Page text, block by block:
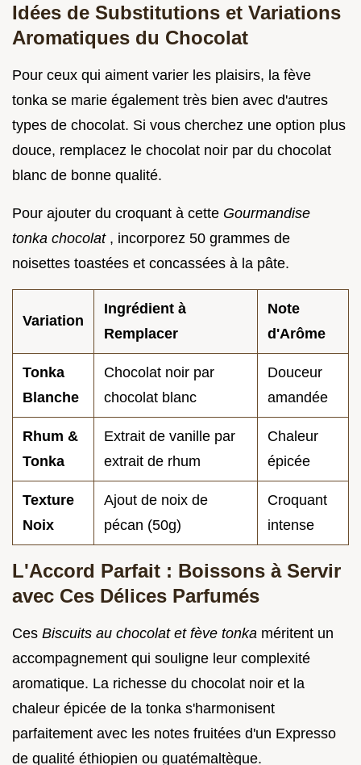
Idées de Substitutions et Variations
Aromatiques du Chocolat
Pour ceux qui aiment varier les plaisirs, la fève
tonka se marie également très bien avec d'autres
types de chocolat. Si vous cherchez une option plus
douce, remplacez le chocolat noir par du chocolat
blanc de bonne qualité.
Pour ajouter du croquant à cette Gourmandise
tonka chocolat , incorporez 50 grammes de
noisettes toastées et concassées à la pâte.
Variation
Ingrédient à
Remplacer
Note
d'Arôme
Tonka
Blanche
Chocolat noir par
chocolat blanc
Douceur
amandée
Rhum &
Tonka
Extrait de vanille par
extrait de rhum
Chaleur
épicée
Texture
Noix
Ajout de noix de
pécan (50g)
Croquant
intense
L'Accord Parfait : Boissons à Servir
avec Ces Délices Parfumés
Ces Biscuits au chocolat et fève tonka méritent un
accompagnement qui souligne leur complexité
aromatique. La richesse du chocolat noir et la
chaleur épicée de la tonka s'harmonisent
parfaitement avec les notes fruitées d'un Expresso
de qualité éthiopien ou guatémaltèque.